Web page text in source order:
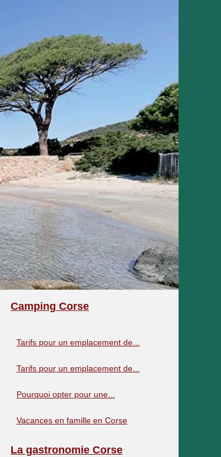
Camping Corse
Tarifs pour un emplacement de...
Tarifs pour un emplacement de...
Pourquoi opter pour une...
Vacances en famille en Corse
La gastronomie Corse